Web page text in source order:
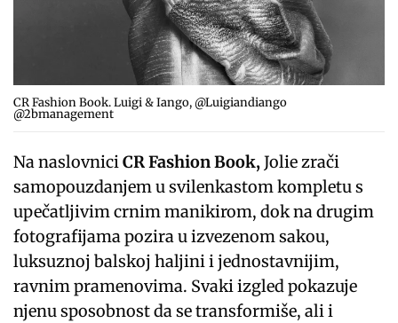
CR Fashion Book. Luigi & Iango, @Luigiandiango
@2bmanagement
Na naslovniciCR Fashion Book,Jolie zrači
samopouzdanjem u svilenkastom kompletu s
upečatljivim crnim manikirom, dok na drugim
fotografijama pozira u izvezenom sakou,
luksuznoj balskoj haljini i jednostavnijim,
ravnim pramenovima. Svaki izgled pokazuje
njenu sposobnost da se transformiše, ali i